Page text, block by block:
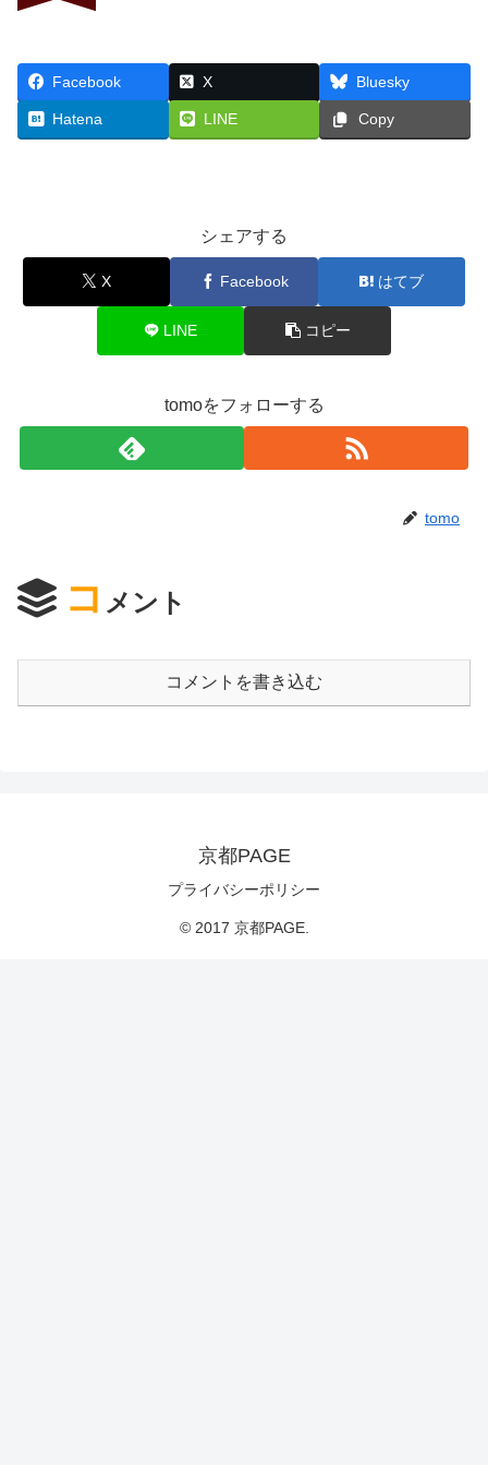
Facebook X Bluesky
Hatena LINE Copy
シェアする
X Facebook はてブ
LINE コピー
tomoをフォローする
tomo
コ メント
コメントを書き込む
京都PAGE
プライバシーポリシー
© 2017 京都PAGE.